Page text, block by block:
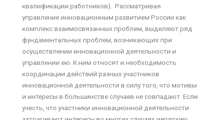
квалификации работников). Рассматривая
управление инновационным развитием России как
комплекс взаимосвязанных проблем, выделяют ряд
фундаментальных проблем, возникающих при
осуществлении инновационной деятельности и
управлении ею. К ним относят и необходимость
координации действий разных участников
инновационной деятельности в силу того, что мотивы
и интересы в большинстве случаев не совпадают. Если
учесть, что участники инновационной деятельности